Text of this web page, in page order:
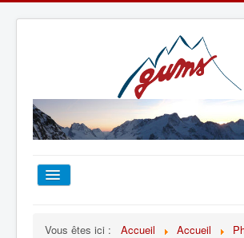
Vous êtes ici : Accueil Accueil